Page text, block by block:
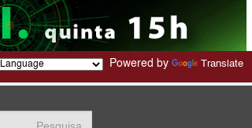
Powered by Translate